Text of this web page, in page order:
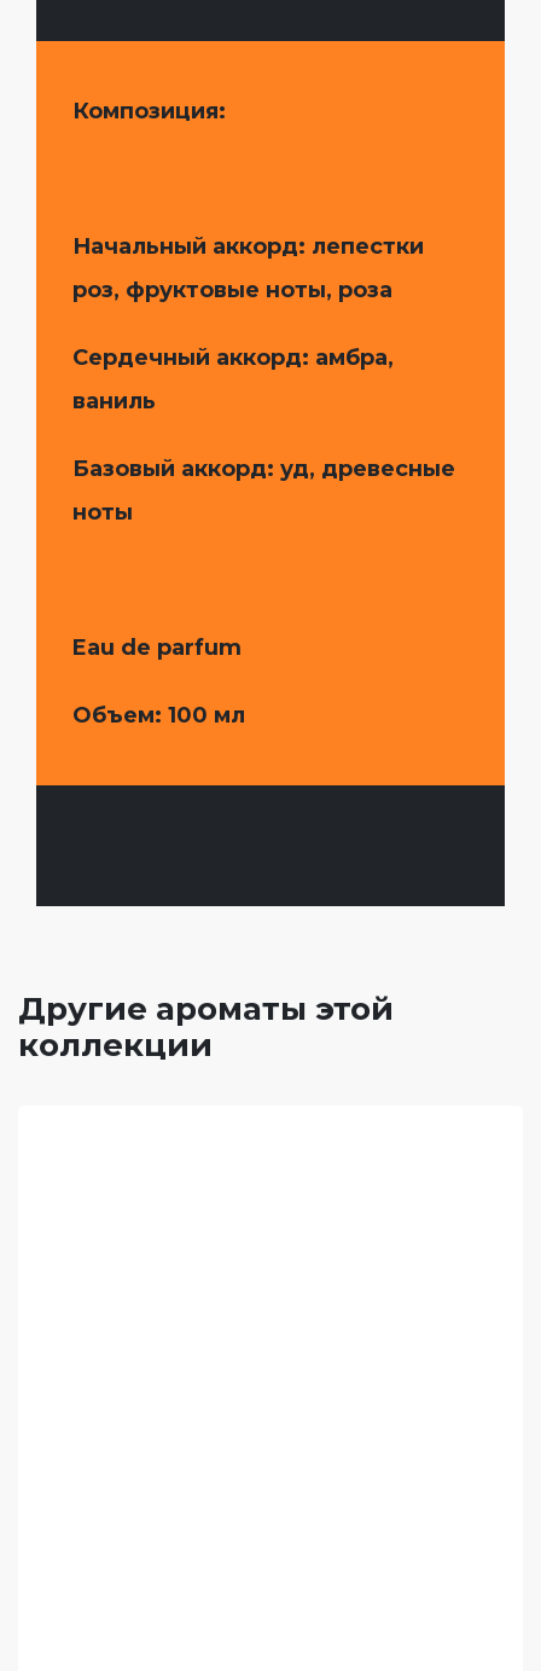
Композиция:
Начальный аккорд: лепестки
роз, фруктовые ноты, роза
Сердечный аккорд: амбра,
ваниль
Базовый аккорд: уд, древесные
ноты
Eau de parfum
Объем: 100 мл
Другие ароматы этой
коллекции